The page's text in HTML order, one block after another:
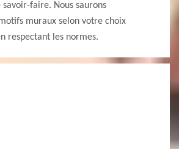
faire. Nous saurons
muraux selon votre choix
respectant les normes.